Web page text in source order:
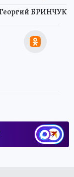
БРИНЧУК